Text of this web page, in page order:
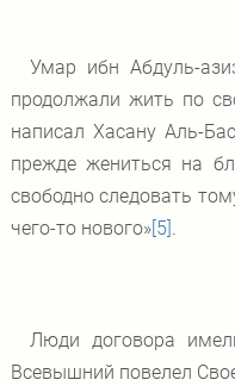
Умар ибн Абдуль-
продолжали жить по
написал Хасану Аль-
прежде жениться на
свободно следовать
чего-то нового»[5].
Люди договора
Всевышний повелел